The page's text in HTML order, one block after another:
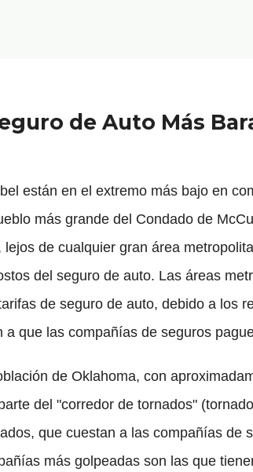
de Auto Más
están en el extremo más bajo en
más grande del Condado de
de cualquier gran área
del seguro de auto. Las áreas
de seguro de auto, debido a los
que las compañías de seguros
de Oklahoma, con
del "corredor de tornados"
que cuestan a las compañías de
más golpeadas son las que